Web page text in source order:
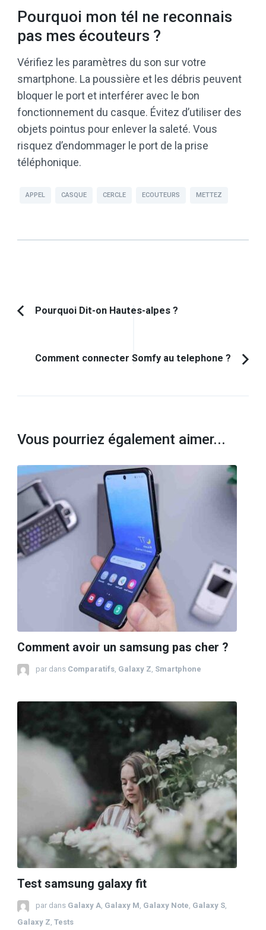
Pourquoi mon tél ne reconnais
pas mes écouteurs ?
Vérifiez les paramètres du son sur votre
smartphone. La poussière et les débris peuvent
bloquer le port et interférer avec le bon
fonctionnement du casque. Évitez d’utiliser des
objets pointus pour enlever la saleté. Vous
risquez d’endommager le port de la prise
téléphonique.
APPEL CASQUE CERCLE ECOUTEURS METTEZ
Navigation
Article
Pourquoi Dit-on Hautes-alpes ?
Comment connecter Somfy au telephone ?
Vous pourriez également aimer...
Comment avoir un samsung pas cher ?
par dans Comparatifs, Galaxy Z, Smartphone
Test samsung galaxy fit
par dans Galaxy A, Galaxy M, Galaxy Note, Galaxy S,
Galaxy Z, Tests